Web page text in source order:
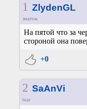
1 ZlydenGL
знаток
На пятой что за
стороной она
+0
2 SaAnVi
tzar